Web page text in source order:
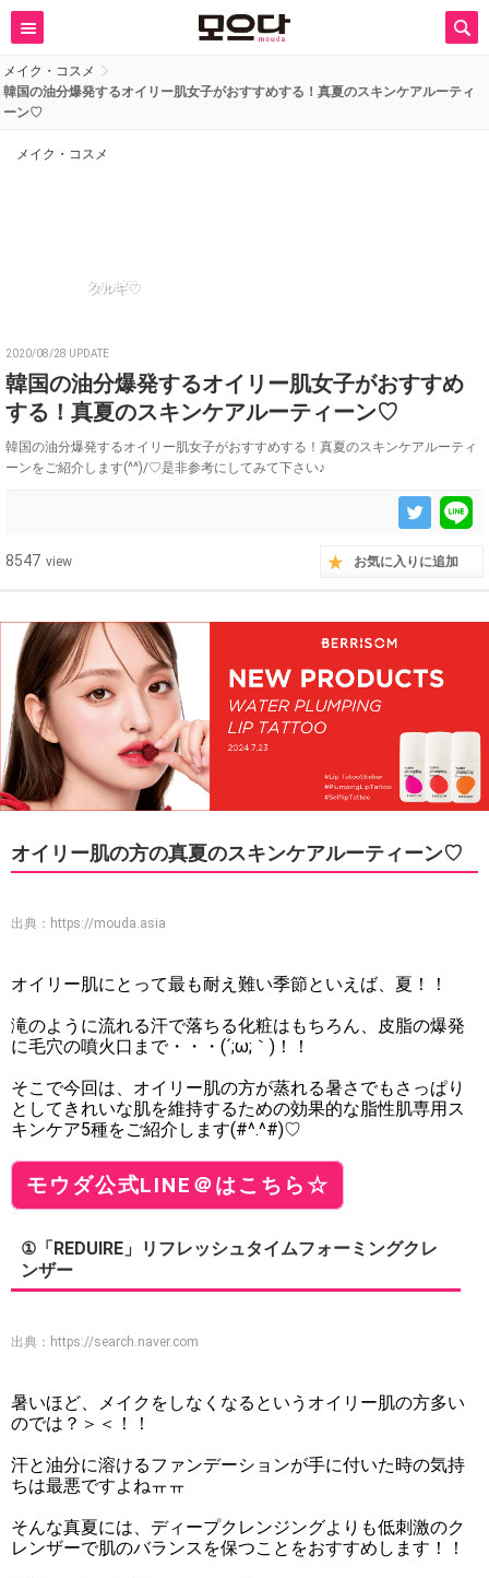
メイク・コスメ
韓国の油分爆発するオイリー肌女子がおすすめする！真夏のスキンケアルーティ
ーン♡
メイク・コスメ
タルギ♡
2020/08/28 UPDATE
韓国の油分爆発するオイリー肌女子がおすすめ
する！真夏のスキンケアルーティーン♡
韓国の油分爆発するオイリー肌女子がおすすめする！真夏のスキンケアルーティ
ーンをご紹介します(^^)/♡是非参考にしてみて下さい♪
8547 view お気に入りに追加
オイリー肌の方の真夏のスキンケアルーティーン♡
出典： https://mouda.asia
オイリー肌にとって最も耐え難い季節といえば、夏！！
滝のように流れる汗で落ちる化粧はもちろん、皮脂の爆発
に毛穴の噴火口まで・・・(´;ω;｀)！！
そこで今回は、オイリー肌の方が蒸れる暑さでもさっぱり
としてきれいな肌を維持するための効果的な脂性肌専用ス
キンケア5種をご紹介します(#^.^#)♡
モウダ公式LINE＠はこちら☆
①「REDUIRE」リフレッシュタイムフォーミングクレ
ンザー
出典： https://search.naver.com
暑いほど、メイクをしなくなるというオイリー肌の方多い
のでは？＞＜！！
汗と油分に溶けるファンデーションが手に付いた時の気持
ちは最悪ですよねㅠㅠ
そんな真夏には、ディープクレンジングよりも低刺激のク
レンザーで肌のバランスを保つことをおすすめします！！